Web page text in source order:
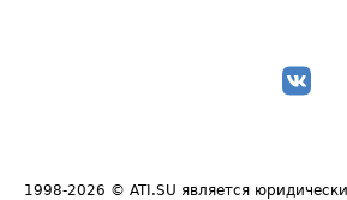
1998-2026 © ATI.SU является